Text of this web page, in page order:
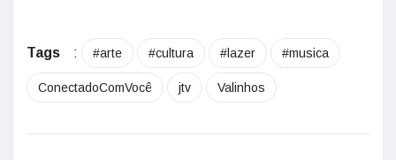
Tags : #arte #cultura #lazer #musica
ConectadoComVocê jtv Valinhos